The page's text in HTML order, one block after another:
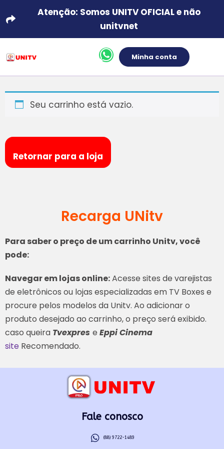
Atenção: Somos UNITV OFICIAL e não
unitvnet
Minha conta
Seu carrinho está vazio.
Retornar para a loja
Recarga UNitv
Para saber o preço de um carrinho Unitv, você
pode:
Navegar em lojas online:Acesse sites de varejistas
de eletrônicos ou lojas especializadas em TV Boxes e
procure pelos modelos da Unitv. Ao adicionar o
produto desejado ao carrinho, o preço será exibido.
caso queira Tvexpres e Eppi Cinema
site Recomendado.
Fale conosco
(88) 9722-1489